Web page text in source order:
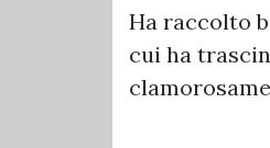
Ha raccolto
cui ha